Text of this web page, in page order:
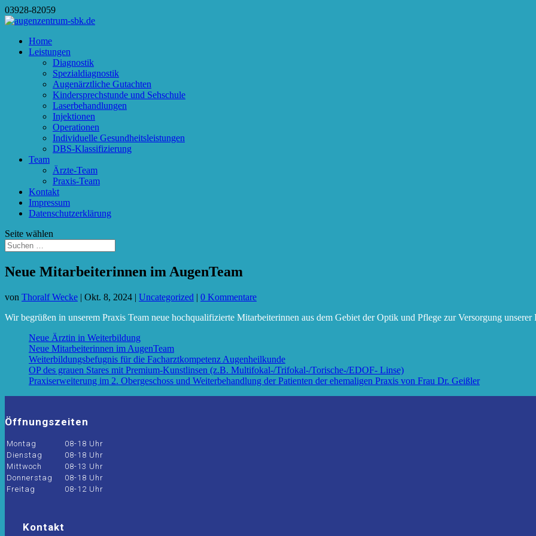
03928-82059
Home
Leistungen
Diagnostik
Spezialdiagnostik
Augenärztliche Gutachten
Kindersprechstunde und Sehschule
Laserbehandlungen
Injektionen
Operationen
Individuelle Gesundheitsleistungen
DBS-Klassifizierung
Team
Ärzte-Team
Praxis-Team
Kontakt
Impressum
Datenschutz­erklärung
Seite wählen
Neue Mitarbeiterinnen im AugenTeam
von Thoralf Wecke | Okt. 8, 2024 | Uncategorized | 0 Kommentare
Wir begrüßen in unserem Praxis Team neue hochqualifizierte Mitarbeiterinnen aus dem Gebiet der Optik und Pflege zur Versorgung unserer
Neue Ärztin in Weiterbildung
Neue Mitarbeiterinnen im AugenTeam
Weiterbildungsbefugnis für die Facharztkompetenz Augenheilkunde
OP des grauen Stares mit Premium-Kunstlinsen (z.B. Multifokal-/Trifokal-/Torische-/EDOF- Linse)
Praxiserweiterung im 2. Obergeschoss und Weiterbehandlung der Patienten der ehemaligen Praxis von Frau Dr. Geißler
Öffnungszeiten
Montag
08-18 Uhr
Dienstag
08-18 Uhr
Mittwoch
08-13 Uhr
Donnerstag
08-18 Uhr
Freitag
08-12 Uhr
Kontakt